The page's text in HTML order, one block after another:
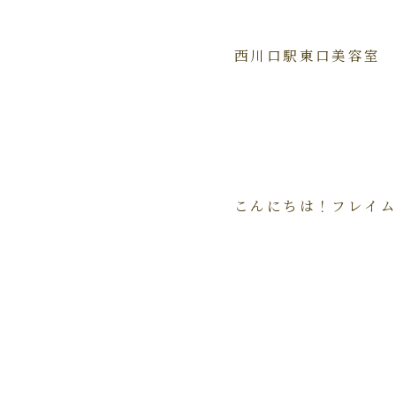
西川口駅東口美容室
こんにちは！フレイ